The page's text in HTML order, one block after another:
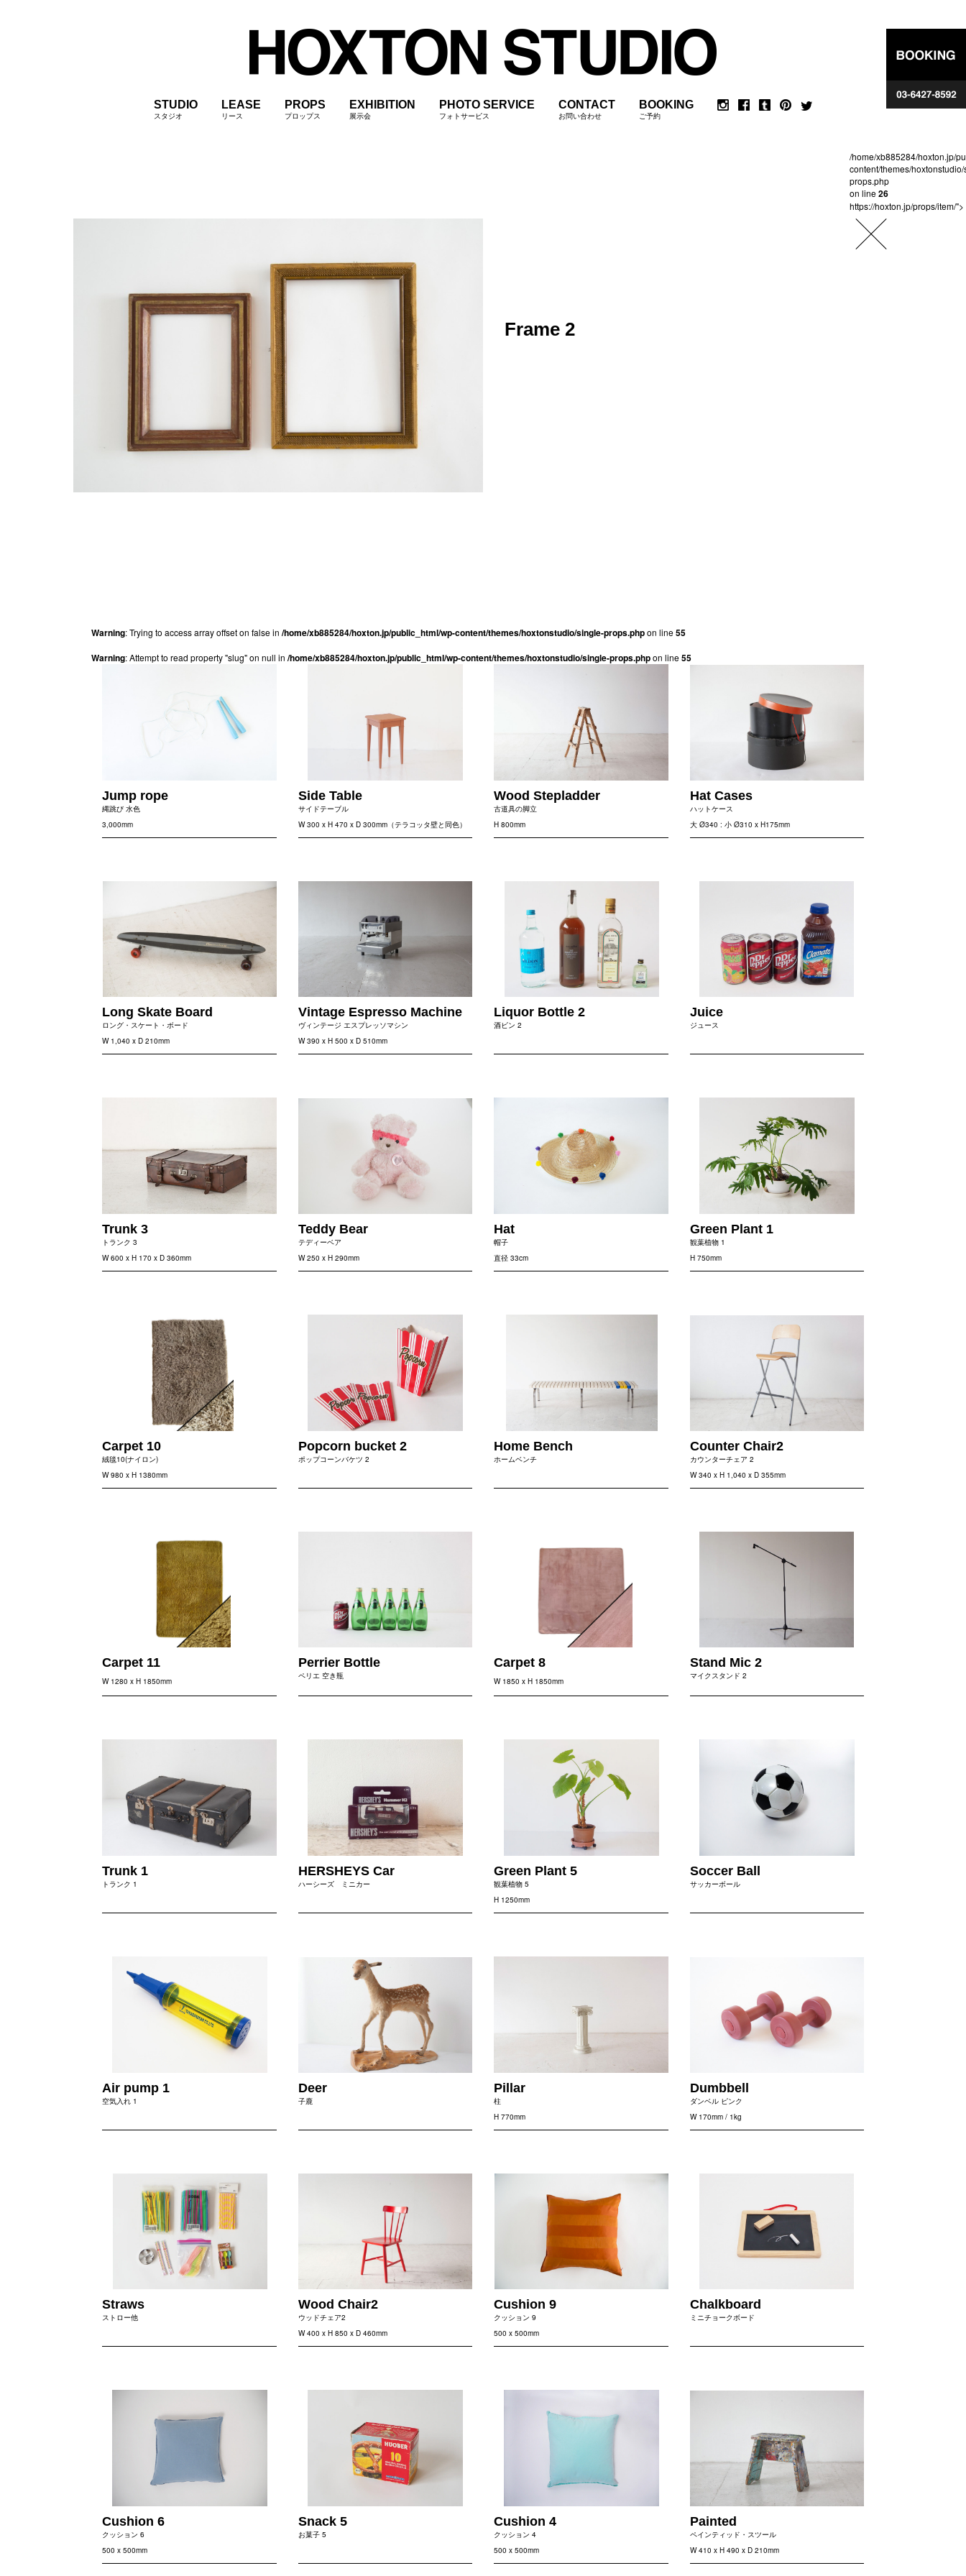
STUDIO
スタジオ
LEASE
リース
PROPS
プロップス
EXHIBITION
展示会
PHOTO SERVICE
フォトサービス
CONTACT
お問い合わせ
BOOKING
ご予約
Frame 2
/home/xb885284/hoxton.jp/
content/themes/
props.php
on line26
https://hoxton.jp/props/item/">
Warning: Trying to access array offset on false in /home/xb885284/hoxton.jp/public_html/wp-content/themes/hoxtonstudio/single-props.phpon line55
Warning: Attempt to read property "slug" on null in /home/xb885284/hoxton.jp/public_html/wp-content/themes/hoxtonstudio/single-props.phpon line55
Jump rope
縄跳び 水色
3,000mm
Side Table
サイドテーブル
W 300 x H 470 x D 300mm（テラコッタ壁と同色）
Wood Stepladder
古道具の脚立
H 800mm
Hat Cases
ハットケース
大 Ø340 : 小 Ø310 x H175mm
Long Skate Board
ロング・スケート・ボード
W 1,040 x D 210mm
Vintage Espresso Machine
ヴィンテージ エスプレッソマシン
W 390 x H 500 x D 510mm
Liquor Bottle 2
酒ビン 2
Juice
ジュース
Trunk 3
トランク 3
W 600 x H 170 x D 360mm
Teddy Bear
テディーベア
W 250 x H 290mm
Hat
帽子
直径 33cm
Green Plant 1
観葉植物 1
H 750mm
Carpet 10
絨毯10(ナイロン)
W 980 x H 1380mm
Popcorn bucket 2
ポップコーンバケツ 2
Home Bench
ホームベンチ
Counter Chair2
カウンターチェア 2
W 340 x H 1,040 x D 355mm
Carpet 11
W 1280 x H 1850mm
Perrier Bottle
ペリエ 空き瓶
Carpet 8
W 1850 x H 1850mm
Stand Mic 2
マイクスタンド 2
Trunk 1
トランク 1
HERSHEYS Car
ハーシーズ ミニカー
Green Plant 5
観葉植物 5
H 1250mm
Soccer Ball
サッカーボール
Air pump 1
空気入れ 1
Deer
子鹿
Pillar
柱
H 770mm
Dumbbell
ダンベル ピンク
W 170mm / 1kg
Straws
ストロー他
Wood Chair2
ウッドチェア2
W 400 x H 850 x D 460mm
Cushion 9
クッション 9
500 x 500mm
Chalkboard
ミニチョークボード
Cushion 6
クッション 6
500 x 500mm
Snack 5
お菓子 5
Cushion 4
クッション 4
500 x 500mm
Painted
ペインティッド・スツール
W 410 x H 490 x D 210mm